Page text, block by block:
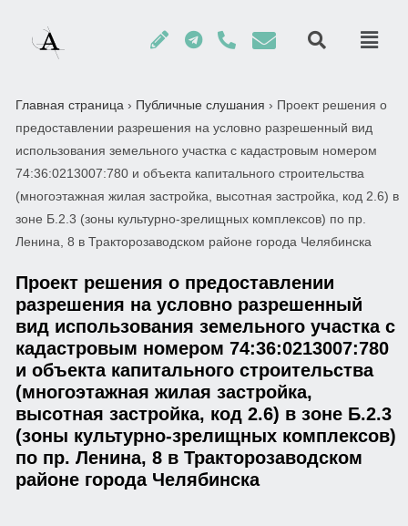
Главная страница › Публичные слушания › Проект решения о
предоставлении разрешения на условно разрешенный вид
использования земельного участка с кадастровым номером
74:36:0213007:780 и объекта капитального строительства
(многоэтажная жилая застройка, высотная застройка, код 2.6) в
зоне Б.2.3 (зоны культурно-зрелищных комплексов) по пр.
Ленина, 8 в Тракторозаводском районе города Челябинска
Проект решения о предоставлении
разрешения на условно разрешенный
вид использования земельного участка с
кадастровым номером 74:36:0213007:780
и объекта капитального строительства
(многоэтажная жилая застройка,
высотная застройка, код 2.6) в зоне Б.2.3
(зоны культурно-зрелищных комплексов)
по пр. Ленина, 8 в Тракторозаводском
районе города Челябинска